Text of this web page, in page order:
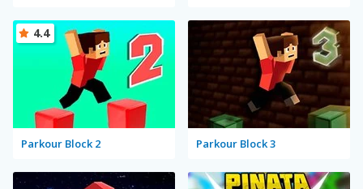
Parkour Block 2
4.4
Parkour Block 3